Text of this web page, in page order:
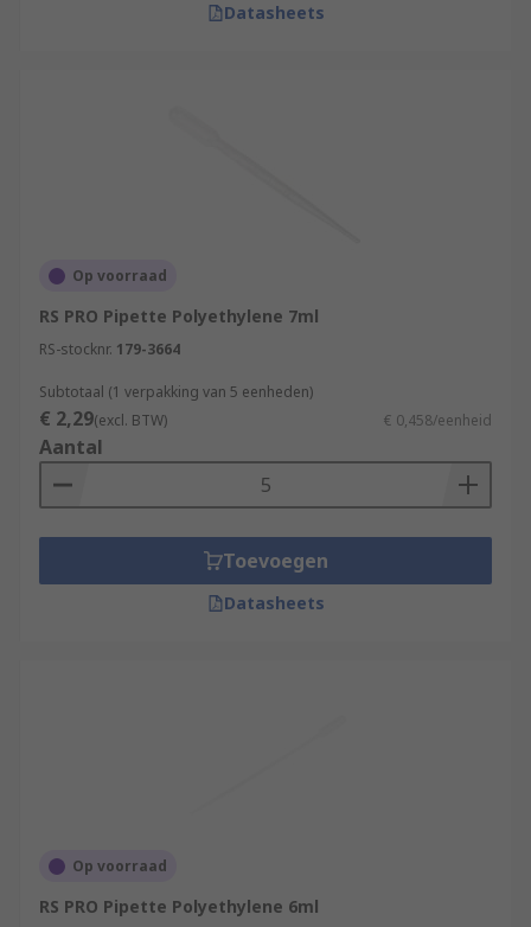
Datasheets
Op voorraad
RS PRO Pipette Polyethylene 7ml
RS-stocknr. 179-3664
Subtotaal (1 verpakking van 5 eenheden)
€ 2,29(excl. BTW) € 0,458/eenheid
Aantal
Toevoegen
Datasheets
Op voorraad
RS PRO Pipette Polyethylene 6ml